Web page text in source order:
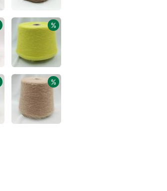
%
%